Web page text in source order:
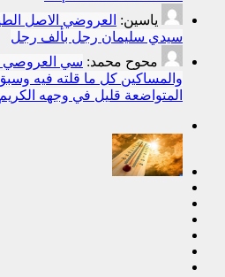
ياسين: العروضي الاصل
سيدي سليمان رجل بألف رجل
محوح محمد: سي العروصي
والمساكين كل ما قلته فيه
المتواضعة قليل في وجهه